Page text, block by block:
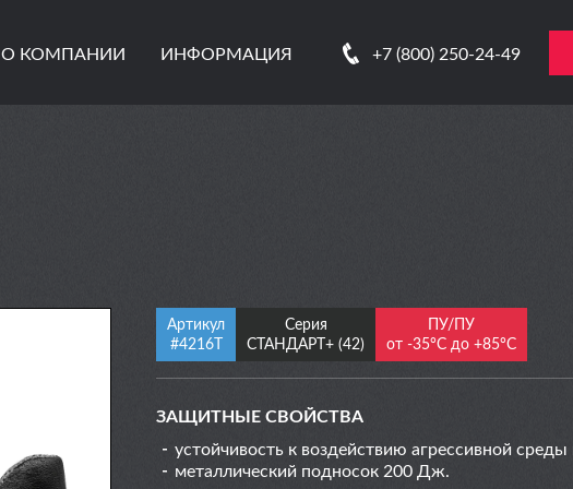
+7 (800) 250-24-49
О КОМПАНИИ ИНФОРМАЦИЯ
Артикул
#4216Т
Серия
СТАНДАРТ+ (42)
ПУ/ПУ
от -35°С до +85°С
ЗАЩИТНЫЕ СВОЙСТВА
устойчивость к воздействию агрессивной
металлический подносок 200 Дж.